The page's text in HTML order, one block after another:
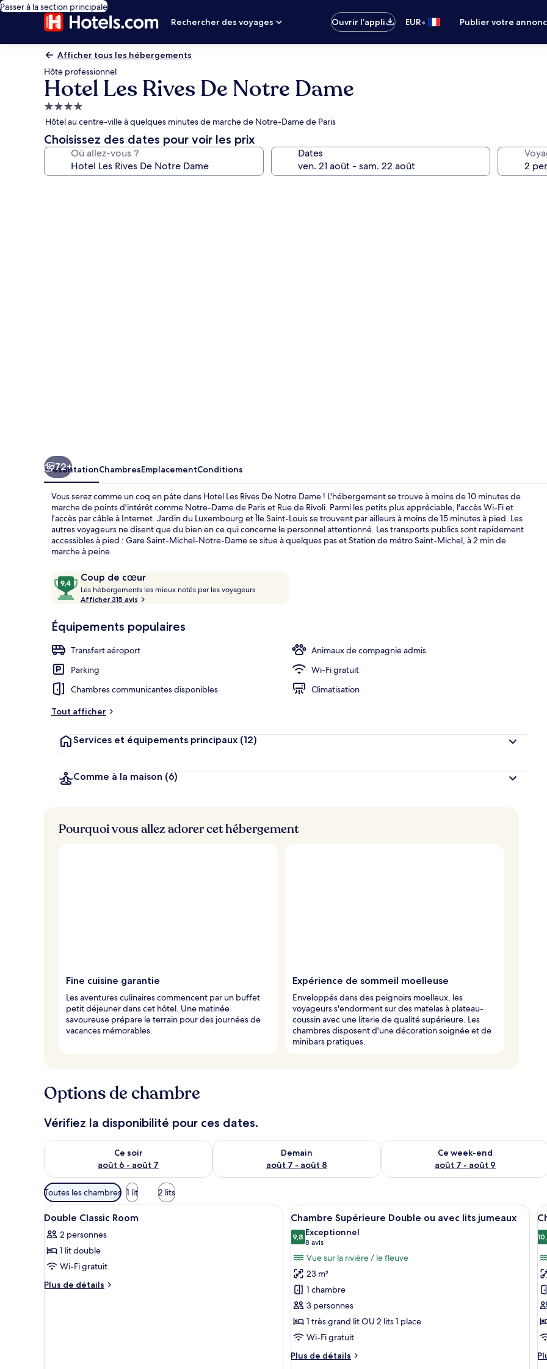
Passer à la section principale
Rechercher des voyages
Ouvrir l’appli EUR• Publier votre
Afficher tous les hébergements
Hôte professionnel
Hotel Les Rives De Notre Dame
Hébergement
4.0 étoiles
Hôtel au centre-ville à quelques minutes de marche de Notre-Dame de Paris
Choisissez des dates pour voir les prix
Où allez-vous ? Dates
Vue depuis l’hébergement
Réception
72+
PrésentationChambresEmplacementConditions
Vous serez comme un coq en pâte dans Hotel Les Rives De Notre Dame ! L'hébergement se trouve à moins de 10 minutes de
marche de points d'intérêt comme Notre-Dame de Paris et Rue de Rivoli. Parmi les petits plus appréciable, l'accès Wi-Fi et
l'accès par câble à Internet. Jardin du Luxembourg et Île Saint-Louis se trouvent par ailleurs à moins de 15 minutes à pied. Les
autres voyageurs ne disent que du bien en ce qui concerne le personnel attentionné. Les transports publics sont rapidement
accessibles à pied : Gare Saint-Michel-Notre-Dame se situe à quelques pas et Station de métro Saint-Michel, à 2 min de
marche à peine.
Avis
voyageurs
Coup de cœur
9,4
sur
10,
de
Les hébergements les mieux notés par les voyageurs
n
i
l
s
s
Afficher 315 avis
Équipements populaires
Transfert aéroport
Animaux de compagnie admis
Parking
Wi-Fi gratuit
Chambres communicantes disponibles
Climatisation
Tout afficher
Services et équipements principaux (12)
Comme à la maison (6)
Pourquoi vous allez adorer cet hébergement
Fine cuisine garantie
Les aventures culinaires commencent par un buffet
petit déjeuner dans cet hôtel. Une matinée
savoureuse prépare le terrain pour des journées de
vacances mémorables.
Expérience de sommeil moelleuse
Enveloppés dans des peignoirs moelleux, les
voyageurs s'endorment sur des matelas à plateau-
coussin avec une literie de qualité supérieure. Les
chambres disposent d'une décoration soignée et de
minibars pratiques.
Options de chambre
Vérifiez la disponibilité pour ces dates.
Ce soir
août 6 - août 7
Vérifier la disponibilité pour ce soir août 6 - août 7
Demain
août 7 - août 8
Vérifier la disponibilité pour demain août 7 - août 8
Ce week-end
août 7 - août 9
Vérifier la disponibilité pour ce week-
Filtres
disponibles
pour
chambres
Toutes les chambres 1 lit 2 lits
Afficher
toutes
les
photos
pour
ce
Une chambre d’hôtel comprenant un lit, un bureau, une chaise, une grande fenêtre et un mur décoratif.
15
Double Classic Room
2 personnes
1 lit double
Wi-Fi gratuit
Plus de détails
Plus
Afficher
toutes
les
photos
pour
ce
type
de
chambre :
Chambre
Supérieure
Une chambre d’hôtel avec un lit,
19
Chambre Supérieure Double ou avec lits jumeaux
9,89,8 sur 10
Exceptionnel
8 avis
(8 avis)
Vue sur la rivière / le fleuve
23 m²
1 chambre
3 personnes
1 très grand lit OU 2 lits 1 place
Wi-Fi gratuit
Plus de détails
Plus